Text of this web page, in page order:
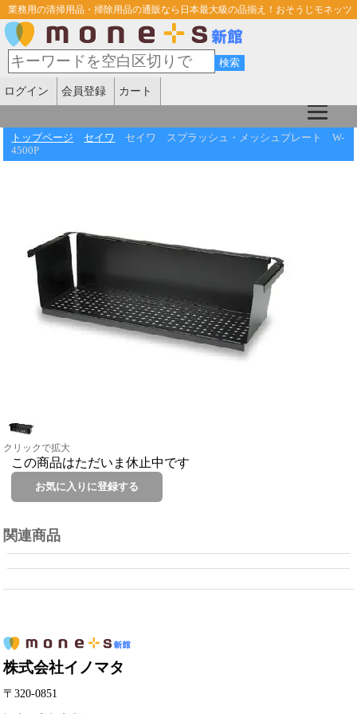
業務用の清掃用品・掃除用品の通販なら日本最大級の品揃え！おそうじモネッツ
ログイン 会員登録 カート
トップページ セイワ
セイワ スプラッシュ・メッシュプレート W-
4500P
クリックで拡大
この商品はただいま休止中です
関連商品
株式会社イノマタ
〒320-0851